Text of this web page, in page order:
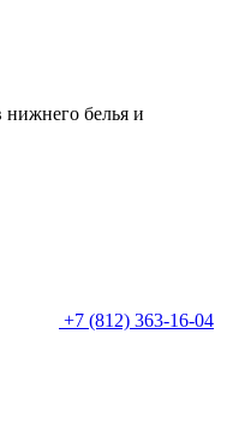
нижнего белья и
+7 (812) 363-16-04